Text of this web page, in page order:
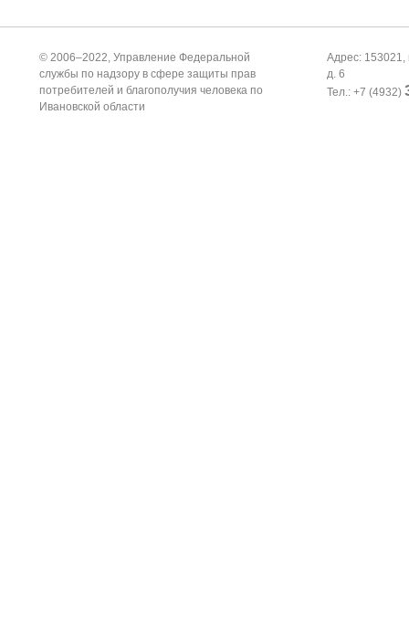
© 2006–2022, Управление Федеральной
службы по надзору в сфере защиты прав
потребителей и благополучия человека по
Ивановской области
Адрес: 153021,
д. 6
Тел.: +7 (4932)